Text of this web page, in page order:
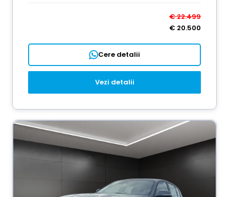
€ 22.499
€ 20.500
Cere detalii
Vezi detalii